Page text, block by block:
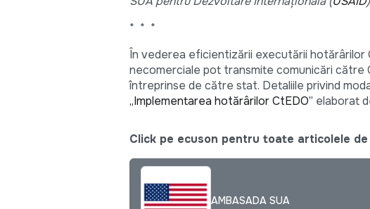
* * *
În vederea eficientizării executării hotărârilor
necomerciale pot transmite comunicări către
întreprinse de către stat. Detaliile privind
„Implementarea hotărârilor CtEDO” elaborat
Click pe ecuson pentru toate articolele
AMBASADA SUA